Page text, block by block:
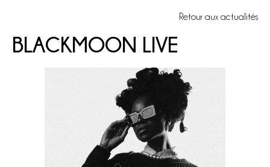
Retour aux actualités
BLACKMOON LIVE